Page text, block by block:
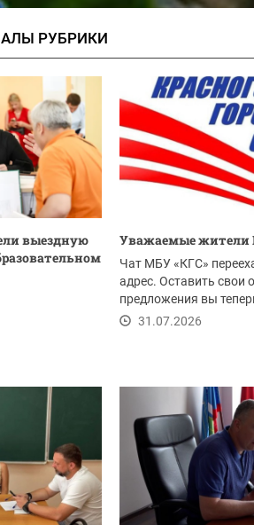
РУБРИКИ
выездную
Уважаемые жители
Чат МБУ «КГС»
адрес. Оставить свои
предложения вы
ссылке.
31.07.2026